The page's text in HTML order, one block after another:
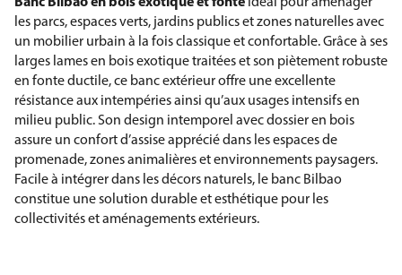
les parcs, espaces verts, jardins publics et zones naturelles avec
un mobilier urbain à la fois classique et confortable. Grâce à ses
larges lames en bois exotique traitées et son piètement robuste
en fonte ductile, ce banc extérieur offre une excellente
résistance aux intempéries ainsi qu’aux usages intensifs en
milieu public. Son design intemporel avec dossier en bois
assure un confort d’assise apprécié dans les espaces de
promenade, zones animalières et environnements paysagers.
Facile à intégrer dans les décors naturels, le banc Bilbao
constitue une solution durable et esthétique pour les
collectivités et aménagements extérieurs.